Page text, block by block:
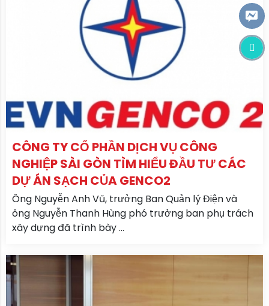
CÔNG TY CỔ PHẦN DỊCH VỤ CÔNG
NGHIỆP SÀI GÒN TÌM HIỂU ĐẦU TƯ CÁC
DỰ ÁN SẠCH CỦA GENCO2
Ông Nguyễn Anh Vũ, trưởng Ban Quản lý Điện và
ông Nguyễn Thanh Hùng phó trưởng ban phụ trách
xây dựng đã trình bày ...